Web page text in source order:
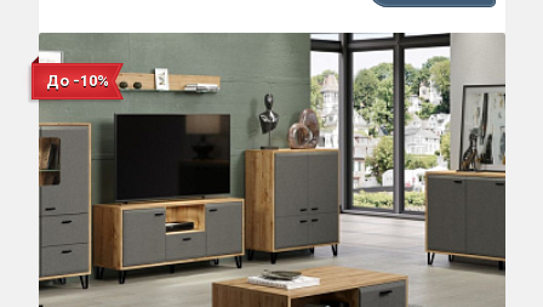
До -10%